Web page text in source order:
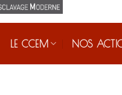
LE CCEM NOS